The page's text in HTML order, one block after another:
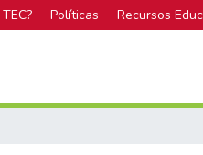
Políticas Recursos